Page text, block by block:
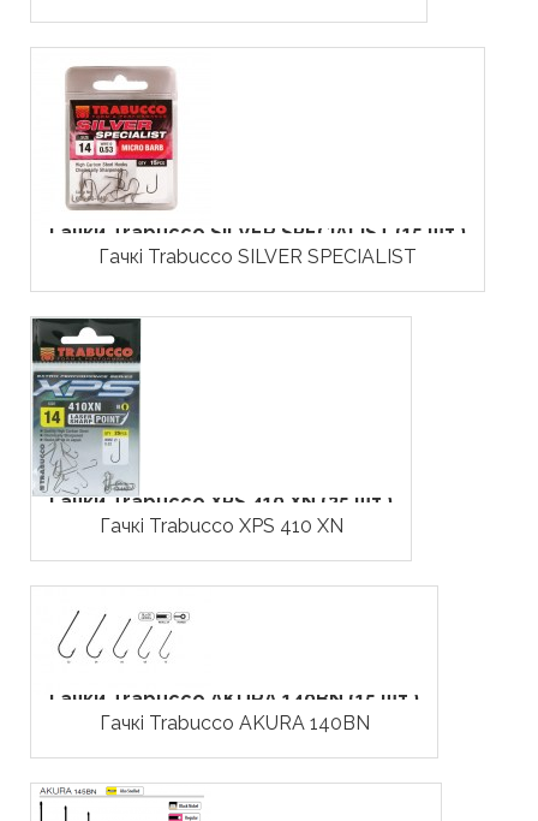
Гачки Trabucco SILVER SPECIALIST (15 шт.)
Гачкі Trabucco SILVER SPECIALIST
Гачки Trabucco XPS 410 XN (25 шт.)
Гачкі Trabucco XPS 410 XN
Гачки Trabucco AKURA 140BN (15 шт.)
Гачкі Trabucco AKURA 140BN